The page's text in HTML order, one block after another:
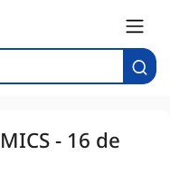
- 16 de